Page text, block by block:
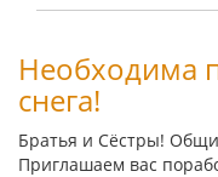
Необходима
снега!
Братья и Сёстры!
Приглашаем вас